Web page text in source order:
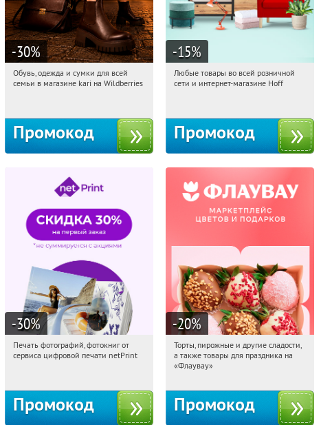
-30%
17:29:07
Получи первым!
Обувь, одежда и сумки для всей
семьи в магазине kari на Wildberries
Промокод
-15%
17:29:07 Получили:
Любые товары во всей розничной
сети и интернет-магазине Hoff
Промокод
-30%
17:29:07 Получили:
Печать фотографий, фотокниг от
сервиса цифровой печати netPrint
Промокод
-20%
17:29:07 Получили:
Россия
Торты, пирожные и другие сладости,
а также товары для праздника на
«Флаувау»
Промокод